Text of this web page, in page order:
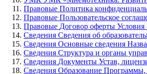
Правовые Политика
Правовые Пользовательское
Правовые Договор оферты Условия
Сведения Сведения об
Сведения Основные сведения
Сведения Структура и органы
Сведения Документы Устав,
Сведения Образование Программы,